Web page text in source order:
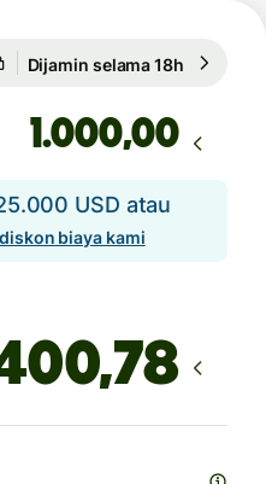
Dijamin selama 18h
,00
USD atau
biaya kami